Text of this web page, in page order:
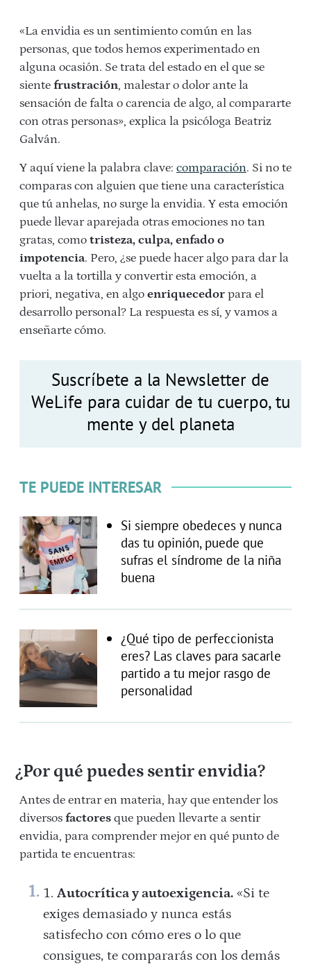
«La envidia es un sentimiento común en las
personas, que todos hemos experimentado en
alguna ocasión. Se trata del estado en el que se
siente frustración, malestar o dolor ante la
sensación de falta o carencia de algo, al compararte
con otras personas», explica la psicóloga Beatriz
Galván.
Y aquí viene la palabra clave: comparación. Si no te
comparas con alguien que tiene una característica
que tú anhelas, no surge la envidia. Y esta emoción
puede llevar aparejada otras emociones no tan
gratas, como tristeza, culpa, enfado o
impotencia. Pero, ¿se puede hacer algo para dar la
vuelta a la tortilla y convertir esta emoción, a
priori, negativa, en algo enriquecedor para el
desarrollo personal? La respuesta es sí, y vamos a
enseñarte cómo.
Suscríbete a la Newsletter de
WeLife para cuidar de tu cuerpo, tu
mente y del planeta
TE PUEDE INTERESAR
Si siempre obedeces y nunca
das tu opinión, puede que
sufras el síndrome de la niña
buena
¿Qué tipo de perfeccionista
eres? Las claves para sacarle
partido a tu mejor rasgo de
personalidad
¿Por qué puedes sentir envidia?
Antes de entrar en materia, hay que entender los
diversos factores que pueden llevarte a sentir
envidia, para comprender mejor en qué punto de
partida te encuentras:
Autocrítica y autoexigencia.«Si te
exiges demasiado y nunca estás
satisfecho con cómo eres o lo que
consigues, te compararás con los demás